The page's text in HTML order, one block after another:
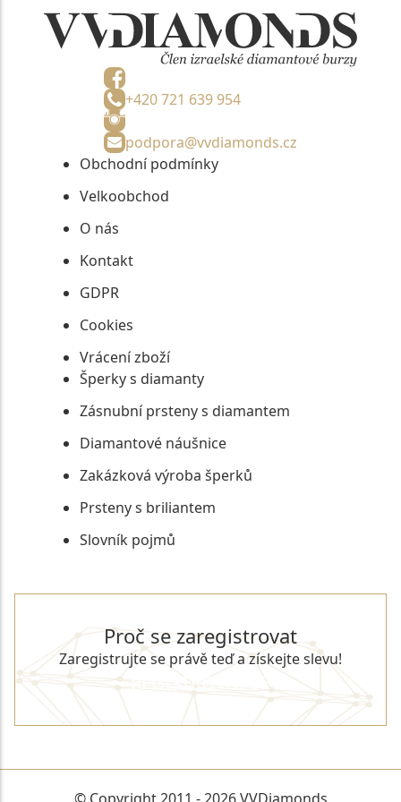
+420 721 639 954
podpora@vvdiamonds.cz
Obchodní podmínky
Velkoobchod
O nás
Kontakt
GDPR
Cookies
Vrácení zboží
Šperky s diamanty
Zásnubní prsteny s diamantem
Diamantové náušnice
Zakázková výroba šperků
Prsteny s briliantem
Slovník pojmů
Proč se zaregistrovat
Zaregistrujte se právě teď a získejte slevu!
REGISTROVAT SE